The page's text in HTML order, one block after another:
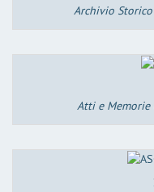
Archivio
Atti e Memorie